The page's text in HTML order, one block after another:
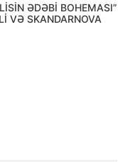
ƏDƏBİ BOHEMASI”
VƏ SKANDARNOVA